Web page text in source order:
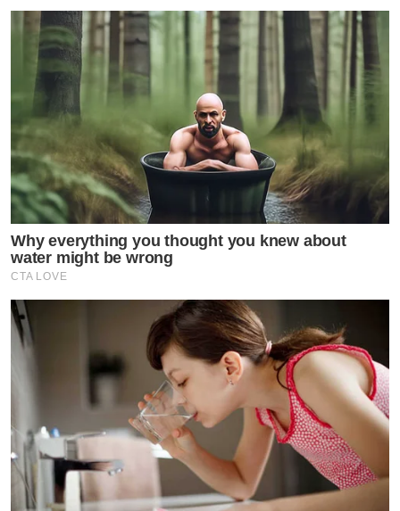
Why everything you thought you knew about
water might be wrong
CTA LOVE